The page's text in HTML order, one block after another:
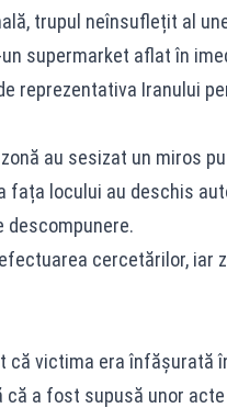
trupul neînsuflețit al
supermarket aflat în
reprezentativa Iranului
au sesizat un miros
locului au deschis
descompunere.
cercetărilor, iar
că victima era înfășurată
a fost supusă unor